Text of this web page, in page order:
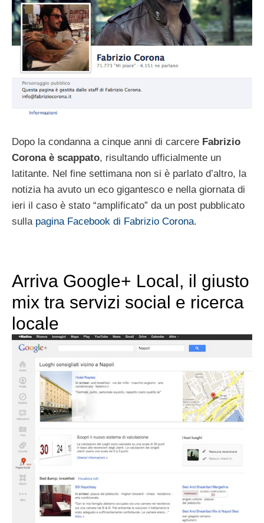
Dopo la condanna a cinque anni di carcere Fabrizio
Corona è scappato, risultando ufficialmente un
latitante. Nel fine settimana non si è parlato d’altro, la
notizia ha avuto un eco gigantesco e nella giornata di
ieri il caso è stato “amplificato” da un post pubblicato
sulla pagina Facebook di Fabrizio Corona.
Arriva Google+ Local, il giusto
mix tra servizi social e ricerca
locale